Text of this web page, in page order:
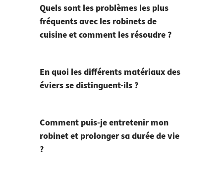
Quels sont les problèmes les plus
fréquents avec les robinets de
cuisine et comment les résoudre ?
En quoi les différents matériaux des
éviers se distinguent-ils ?
Comment puis-je entretenir mon
robinet et prolonger sa durée de vie
?